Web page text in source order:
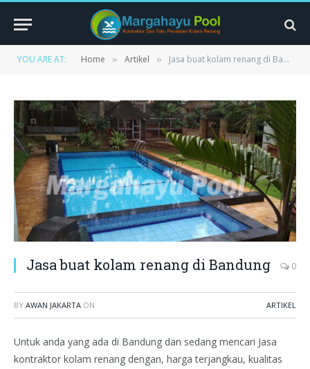
YOU ARE AT: Home » Artikel » Jasa buat kolam renang di Bandung
Jasa buat kolam renang di Bandung 0
BY AWAN JAKARTA ON ARTIKEL
Untuk anda yang ada di Bandung dan sedang mencari Jasa
kontraktor kolam renang dengan, harga terjangkau, kualitas